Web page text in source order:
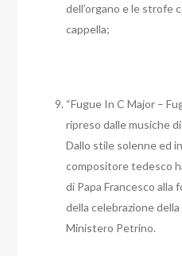
dell’organo e le strofe
cappella;
“Fugue In C Major –
ripreso dalle musiche
Dallo stile solenne ed
compositore tedesco
di Papa Francesco alla
della celebrazione della
Ministero Petrino.